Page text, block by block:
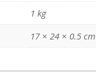
1 kg
17 × 24 × 0.5 cm